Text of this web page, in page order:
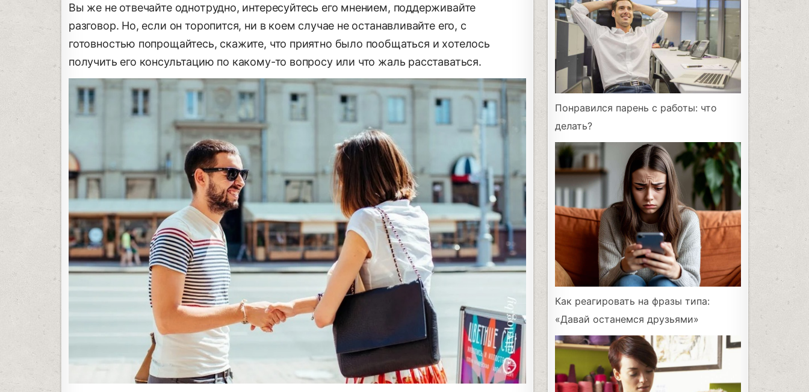
Вы же не отвечайте однотрудно, интересуйтесь его мнением, поддерживайте
разговор. Но, если он торопится, ни в коем случае не останавливайте его, с
готовностью попрощайтесь, скажите, что приятно было пообщаться и хотелось
получить его консультацию по какому-то вопросу или что жаль расставаться.
Понравился парень с работы: что
делать?
Как реагировать на фразы типа:
«Давай останемся друзьями»